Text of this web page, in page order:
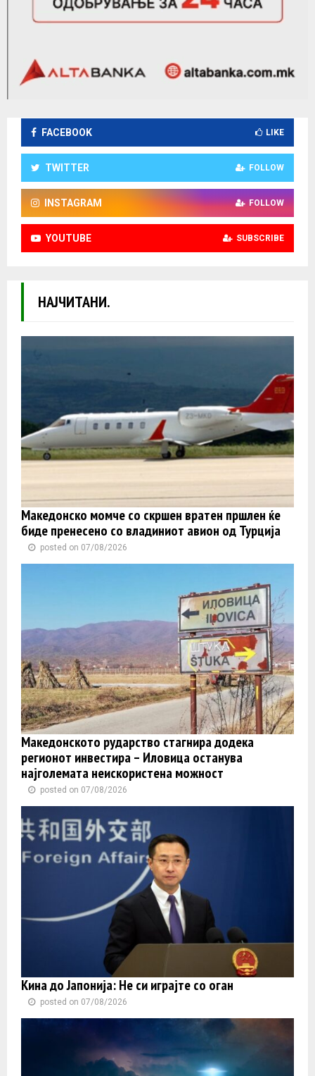
FACEBOOK LIKE
TWITTER FOLLOW
INSTAGRAM FOLLOW
YOUTUBE SUBSCRIBE
НАЈЧИТАНИ.
Македонско момче со скршен вратен пршлен ќе
биде пренесено со владиниот авион од Турција
posted on 07/08/2026
Македонското рударство стагнира додека
регионот инвестира – Иловица останува
најголемата неискористена можност
posted on 07/08/2026
Кина до Јапонија: Не си играјте со оган
posted on 07/08/2026